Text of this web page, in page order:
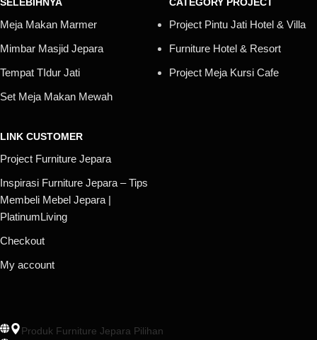
Meja Makan Marmer
Mimbar Masjid Jepara
Tempat TIdur Jati
Set Meja Makan Mewah
Project Pintu Jati Hotel & Villa
Furniture Hotel & Resort
Project Meja Kursi Cafe
LINK CUSTOMER
Project Furniture Jepara
Inspirasi Furniture Jepara – Tips
Membeli Mebel Jepara |
PlatinumLiving
Checkout
My account
Produk Furniture Jepara Pilihan